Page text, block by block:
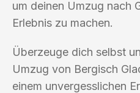
um deinen Umzug nach
Erlebnis zu machen.
Überzeuge dich selbst
Umzug von Bergisch
einem unvergesslichen